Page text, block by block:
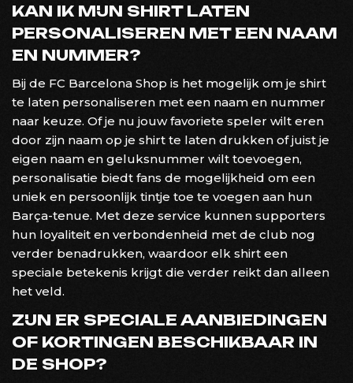
KAN IK MIJN SHIRT LATEN
PERSONALISEREN MET EEN NAAM
EN NUMMER?
Bij de FC Barcelona Shop is het mogelijk om je shirt
te laten personaliseren met een naam en nummer
naar keuze. Of je nu jouw favoriete speler wilt eren
door zijn naam op je shirt te laten drukken of juist je
eigen naam en geluksnummer wilt toevoegen,
personalisatie biedt fans de mogelijkheid om een
uniek en persoonlijk tintje toe te voegen aan hun
Barça-tenue. Met deze service kunnen supporters
hun loyaliteit en verbondenheid met de club nog
verder benadrukken, waardoor elk shirt een
speciale betekenis krijgt die verder reikt dan alleen
het veld.
ZIJN ER SPECIALE AANBIEDINGEN
OF KORTINGEN BESCHIKBAAR IN
DE SHOP?